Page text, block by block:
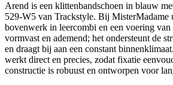
Arend is een klittenbandschoen in blauw
529-W5 van Trackstyle. Bij MisterMadame
bovenwerk in leercombi en een voering van
vormvast en ademend; het ondersteunt de
en draagt bij aan een constant
werkt direct en precies, zodat fixatie
constructie is robuust en ontworpen voor